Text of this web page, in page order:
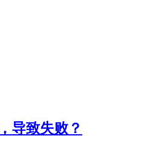
导致失败？